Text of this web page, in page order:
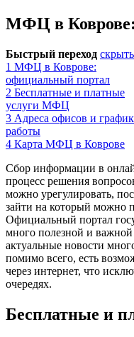
МФЦ в
Быстрый переход скрыть
1 МФЦ в Коврове:
официальный портал
2 Бесплатные и платные
услуги МФЦ
3 Адреса офисов и график
работы
4 Карта МФЦ в Коврове
Сбор информации в
процесс решения
можно урегулировать,
зайти на который можно
Официальный портал
много полезной и
актуальные новости
помимо всего, есть
через интернет, что
очередях.
Бесплатные и